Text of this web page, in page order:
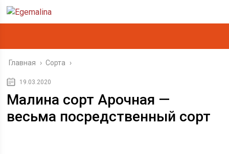
Главная › Сорта ›
19.03.2020
Малина сорт Арочная —
весьма посредственный сорт